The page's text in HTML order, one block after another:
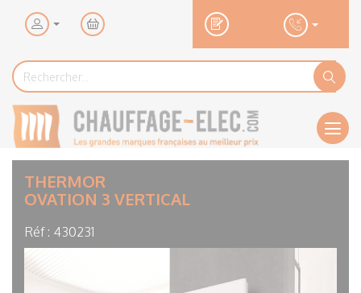
Mon
panier
Rechercher... Rechercher
Ok
THERMOR
OVATION 3 VERTICAL
Réf : 430231
Visuel
principal